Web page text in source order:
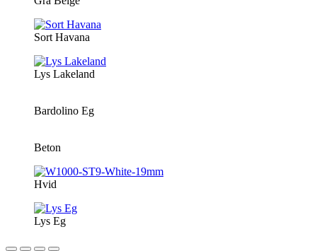
Sort Havana
Lys Lakeland
Bardolino Eg
Beton
Hvid
Lys Eg